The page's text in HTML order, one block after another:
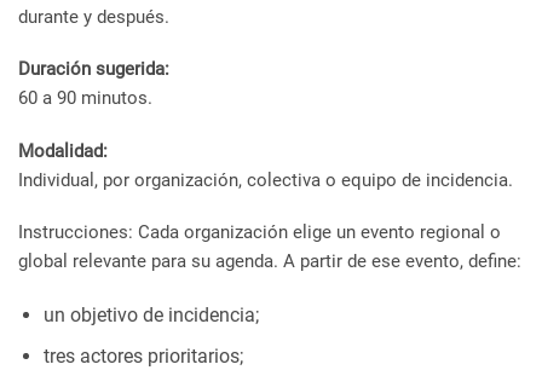
durante y después.
Duración sugerida:
60 a 90 minutos.
Modalidad:
Individual, por organización, colectiva o equipo de incidencia.
Instrucciones: Cada organización elige un evento regional o
global relevante para su agenda. A partir de ese evento, define:
un objetivo de incidencia;
tres actores prioritarios;